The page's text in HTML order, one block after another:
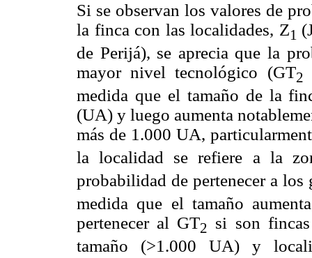
Si se observan los valores de
la finca con las localidades, Z1
de Perijá), se aprecia que la
mayor nivel tecnológico (GT2
medida que el tamaño de la
(UA) y luego aumenta
más de 1.000 UA,
la localidad se refiere a la
probabilidad de pertenecer a los
medida que el tamaño
pertenecer al GT2 si son
tamaño (>1.000 UA) y